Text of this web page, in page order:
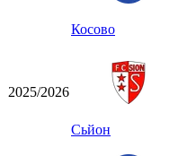
Косово
2025/2026
Сьйон